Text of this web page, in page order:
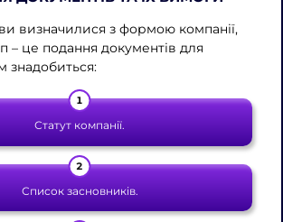
визначилися з формою компанії,
– це подання документів для
знадобиться:
Статут компанії.
Список засновників.